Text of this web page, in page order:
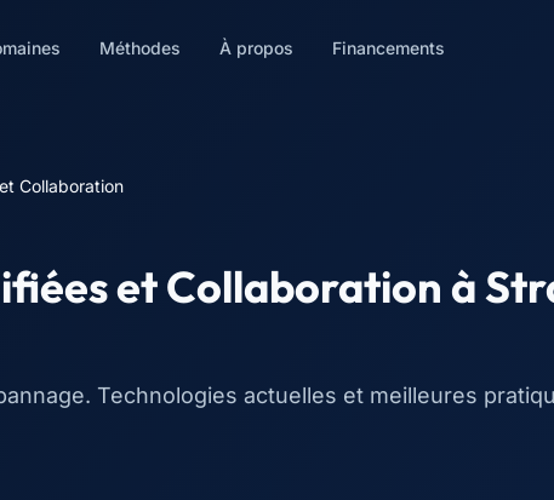
Méthodes À propos Financements
Collaboration
et Collaborationà
Technologies actuelles et meilleures